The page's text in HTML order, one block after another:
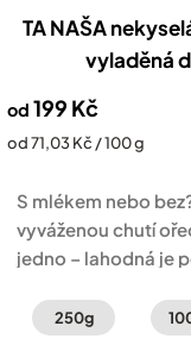
TA NAŠA
vyladěná
od 199 Kč
Měrná
od 71,03 Kč / 100 g
S mlékem nebo
vyváženou chutí
jedno – lahodná je
250g